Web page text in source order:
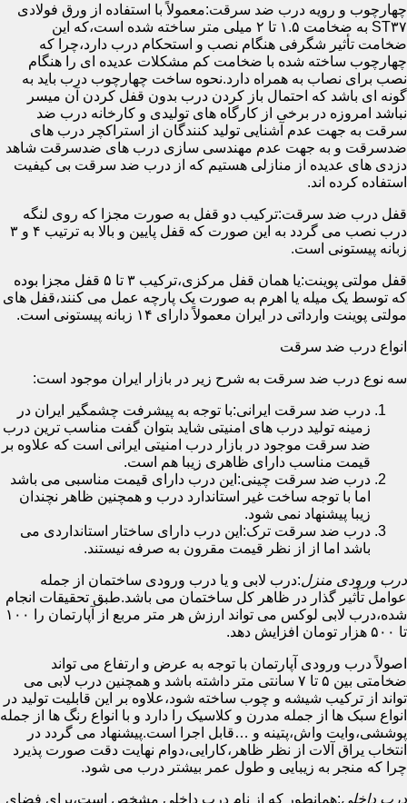
چهارچوب و رویه درب ضد سرقت:معمولاً با استفاده از ورق فولادی
ST۳۷ به ضخامت ۱.۵ تا ۲ میلی متر ساخته شده است،که این
ضخامت تأثیر شگرفی هنگام نصب و استحکام درب دارد،چرا که
چهارچوب ساخته شده با ضخامت کم مشکلات عدیده ای را هنگام
نصب برای نصاب به همراه دارد.نحوه ساخت چهارچوب درب باید به
گونه ای باشد که احتمال باز کردن درب بدون قفل کردن آن میسر
نباشد امروزه در برخی از کارگاه های تولیدی و کارخانه درب ضد
سرقت به جهت عدم آشنایی تولید کنندگان از استراکچر درب های
ضدسرقت و به جهت عدم مهندسی سازی درب های ضدسرقت شاهد
دزدی های عدیده از منازلی هستیم که از درب ضد سرقت بی کیفیت
استفاده کرده اند.
قفل درب ضد سرقت:ترکیب دو قفل به صورت مجزا که روی لنگه
درب نصب می گردد به این صورت که قفل پایین و بالا به ترتیب ۴ و ۳
زبانه پیستونی است.
قفل مولتی پوینت:یا همان قفل مرکزی،ترکیب ۳ تا ۵ قفل مجزا بوده
که توسط یک میله یا اهرم به صورت یک پارچه عمل می کنند،قفل های
مولتی پوینت وارداتی در ایران معمولاً دارای ۱۴ زبانه پیستونی است.
انواع درب ضد سرقت
سه نوع درب ضد سرقت به شرح زیر در بازار ایران موجود است:
درب ضد سرقت ایرانی:با توجه به پیشرفت چشمگیر ایران در
زمینه تولید درب های امنیتی شاید بتوان گفت مناسب ترین درب
ضد سرقت موجود در بازار درب امنیتی ایرانی است که علاوه بر
قیمت مناسب دارای ظاهری زیبا هم است.
درب ضد سرقت چینی:این درب دارای قیمت مناسبی می باشد
اما با توجه ساخت غیر استاندارد درب و همچنین ظاهر نچندان
زیبا پیشنهاد نمی شود.
درب ضد سرقت ترک:این درب دارای ساختار استانداردی می
باشد اما از از نظر قیمت مقرون به صرفه نیستند.
درب ورودی منزل:درب لابی و یا درب ورودی ساختمان از جمله
عوامل تأثیر گذار در ظاهر کل ساختمان می باشد.طبق تحقیقات انجام
شده،درب لابی لوکس می تواند ارزش هر متر مربع از آپارتمان را ۱۰۰
تا ۵۰۰ هزار تومان افزایش دهد.
اصولاً درب ورودی آپارتمان با توجه به عرض و ارتفاع می تواند
ضخامتی بین ۵ تا ۷ سانتی متر داشته باشد و همچنین درب لابی می
تواند از ترکیب شیشه و چوب ساخته شود،علاوه بر این قابلیت تولید در
انواع سبک ها از جمله مدرن و کلاسیک را دارد و با انواع رنگ ها از جمله
پوششی،وایت واش،پتینه و …قابل اجرا است.پیشنهاد می گردد در
انتخاب یراق آلات از نظر ظاهر،کارایی،دوام نهایت دقت صورت پذیرد
چرا که منجر به زیبایی و طول عمر بیشتر درب می شود.
درب داخلی:همانطور که از نام درب داخلی مشخص است،برای فضای